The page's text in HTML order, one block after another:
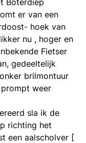
er van een
hoek van
nu , hoger en
Fietser
gedeeltelijk
brilmontuur
weer
sla ik de
richting het
een aalscholver [